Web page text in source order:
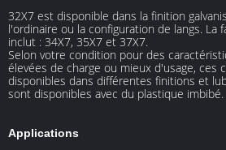
32X7 est disponible dans la finition
l'ordinaire ou la configuration de langs. La
inclut : 34X7, 35X7 et 37X7.
Selon votre condition pour des
élevées de charge ou mieux d'usage, ces
disponibles dans différentes finitions et
sont disponibles avec du plastique imbibé.
Applications